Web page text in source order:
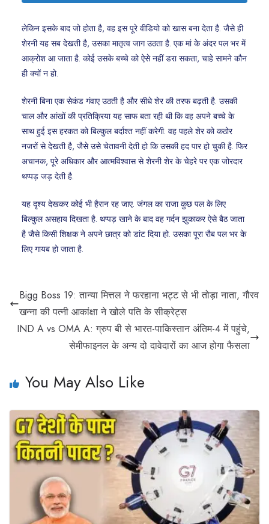
लेकिन इसके बाद जो होता है, वह इस पूरे वीडियो को खास बना देता है. जैसे ही
शेरनी यह सब देखती है, उसका मातृत्व जाग उठता है. एक मां के अंदर पल भर में
आक्रोश आ जाता है. कोई उसके बच्चे को ऐसे नहीं डरा सकता, चाहे सामने कौन
ही क्यों न हो.
शेरनी बिना एक सेकंड गंवाए उठती है और सीधे शेर की तरफ बढ़ती है. उसकी
चाल और आंखों की प्रतिक्रिया यह साफ बता रही थी कि वह अपने बच्चे के
साथ हुई इस हरकत को बिल्कुल बर्दाश्त नहीं करेगी. वह पहले शेर को कठोर
नजरों से देखती है, जैसे उसे चेतावनी देती हो कि उसकी हद पार हो चुकी है. फिर
अचानक, पूरे अधिकार और आत्मविश्वास से शेरनी शेर के चेहरे पर एक जोरदार
थप्पड़ जड़ देती है.
यह दृश्य देखकर कोई भी हैरान रह जाए. जंगल का राजा कुछ पल के लिए
बिल्कुल असहाय दिखता है. थप्पड़ खाने के बाद वह गर्दन झुकाकर ऐसे बैठ जाता
है जैसे किसी शिक्षक ने अपने छात्र को डांट दिया हो. उसका पूरा रौब पल भर के
लिए गायब हो जाता है.
Bigg Boss 19: तान्या मित्तल ने फरहाना भट्ट से भी तोड़ा नाता, गौरव
खन्ना की पत्नी आकांक्षा ने खोले पति के सीक्रेट्स
IND A vs OMA A: ग्रुप बी से भारत-पाकिस्तान अंतिम-4 में पहुंचे,
सेमीफाइनल के अन्य दो दावेदारों का आज होगा फैसला
You May Also Like